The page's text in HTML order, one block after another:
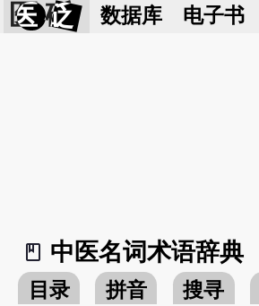
医 砭 数据库 电子书
book_2
中医名词术语辞典
目录 拼音 搜寻